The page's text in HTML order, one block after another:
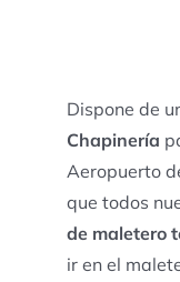
Dispone de
Chapinería
Aeropuerto
que todos
de maletero
ir en el